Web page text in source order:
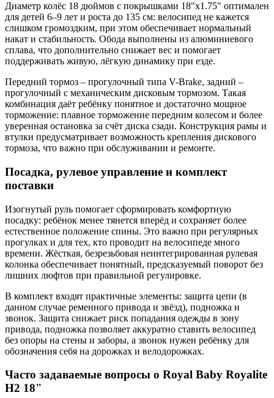
Диаметр колёс 18 дюймов с покрышками 18"x1.75" оптимален
для детей 6–9 лет и роста до 135 см: велосипед не кажется
слишком громоздким, при этом обеспечивает нормальный
накат и стабильность. Обода выполнены из алюминиевого
сплава, что дополнительно снижает вес и помогает
поддерживать живую, лёгкую динамику при езде.
Передний тормоз – прогулочный типа V-Brake, задний –
прогулочный с механическим дисковым тормозом. Такая
комбинация даёт ребёнку понятное и достаточно мощное
торможение: плавное торможение передним колесом и более
уверенная остановка за счёт диска сзади. Конструкция рамы и
втулки предусматривает возможность крепления дискового
тормоза, что важно при обслуживании и ремонте.
Посадка, рулевое управление и комплект
поставки
Изогнутый руль помогает сформировать комфортную
посадку: ребёнок менее тянется вперёд и сохраняет более
естественное положение спины. Это важно при регулярных
прогулках и для тех, кто проводит на велосипеде много
времени. Жёсткая, безрезьбовая неинтегрированная рулевая
колонка обеспечивает понятный, предсказуемый поворот без
лишних люфтов при правильной регулировке.
В комплект входят практичные элементы: защита цепи (в
данном случае ременного привода и звёзд), подножка и
звонок. Защита снижает риск попадания одежды в зону
привода, подножка позволяет аккуратно ставить велосипед
без опоры на стены и заборы, а звонок нужен ребёнку для
обозначения себя на дорожках и велодорожках.
Часто задаваемые вопросы о Royal Baby Royalite
H2 18"